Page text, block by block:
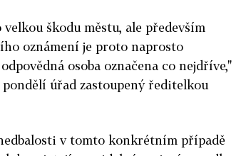
škodu městu, ale především
oznámení je proto naprosto
osoba označena co nejdříve,"
úřad zastoupený ředitelkou
v tomto konkrétním případě